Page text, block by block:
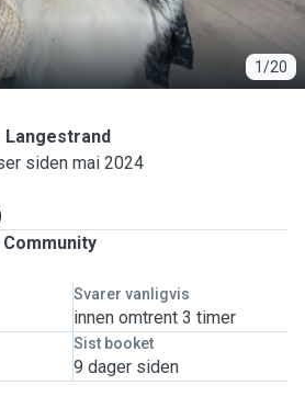
1/20
Langestrand
siden mai 2024
Svarer vanligvis
innen omtrent 3 timer
Sist booket
9 dager siden